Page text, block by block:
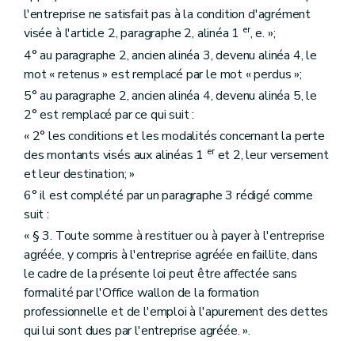
l'entreprise ne satisfait pas à la condition d'agrément
visée à l'article 2, paragraphe 2, alinéa 1 er, e. »;
4° au paragraphe 2, ancien alinéa 3, devenu alinéa 4, le
mot « retenus » est remplacé par le mot « perdus »;
5° au paragraphe 2, ancien alinéa 4, devenu alinéa 5, le
2° est remplacé par ce qui suit :
« 2° les conditions et les modalités concernant la perte
des montants visés aux alinéas 1 eret 2, leur versement
et leur destination; »
6° il est complété par un paragraphe 3 rédigé comme
suit :
« § 3. Toute somme à restituer ou à payer à l'entreprise
agréée, y compris à l'entreprise agréée en faillite, dans
le cadre de la présente loi peut être affectée sans
formalité par l'Office wallon de la formation
professionnelle et de l'emploi à l'apurement des dettes
qui lui sont dues par l'entreprise agréée. ».